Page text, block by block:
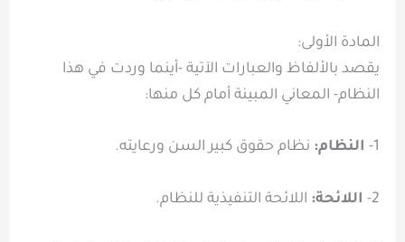
المادة الأولى:
يقصد بالألفاظ والعبارات الآتية -أينما وردت في هذا
النظام- المعاني المبينة أمام كل منها:
1- النظام: نظام حقوق كبير السن ورعايته.
2- اللائحة: اللائحة التنفيذية للنظام.